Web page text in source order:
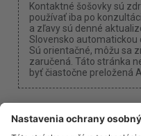
Kontaktné šošovky sú
používať iba po
a zľavy sú denné
Slovensko automatickou
Sú orientačné, môžu sa
zaručená. Táto stránka
byť čiastočne preložená